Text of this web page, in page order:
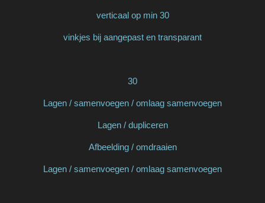
verticaal op min 30
vinkjes bij aangepast en transparant
30
Lagen / samenvoegen / omlaag samenvoegen
Lagen / dupliceren
Afbeelding / omdraaien
Lagen / samenvoegen / omlaag samenvoegen